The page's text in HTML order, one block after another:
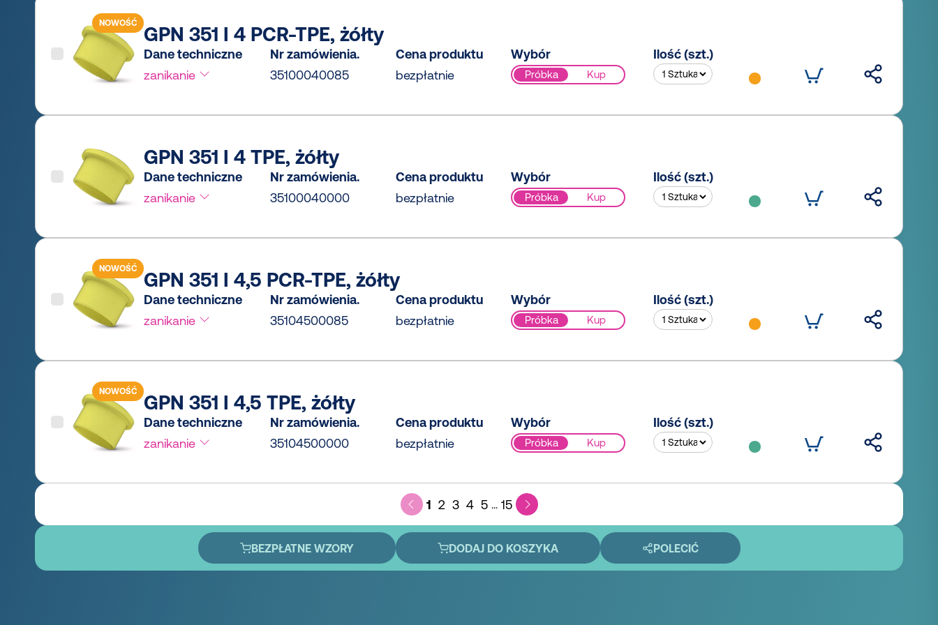
NOWOŚĆ GPN 351 I 4 PCR-TPE, żółty
Dane techniczne
zanikanie
Nr zamówienia.
35100040085
Cena produktu
bezpłatnie
Wybór
Próbka Kup
Ilość (szt.)
GPN 351 I 4 TPE, żółty
Dane techniczne
zanikanie
Nr zamówienia.
35100040000
Cena produktu
bezpłatnie
Wybór
Próbka Kup
Ilość (szt.)
NOWOŚĆ GPN 351 I 4,5 PCR-TPE, żółty
Dane techniczne
zanikanie
Nr zamówienia.
35104500085
Cena produktu
bezpłatnie
Wybór
Próbka Kup
Ilość (szt.)
NOWOŚĆ GPN 351 I 4,5 TPE, żółty
Dane techniczne
zanikanie
Nr zamówienia.
35104500000
Cena produktu
bezpłatnie
Wybór
Próbka Kup
Ilość (szt.)
1 2 3 4 5 ... 15
BEZPŁATNE WZORY DODAJ DO KOSZYKA POLECIĆ